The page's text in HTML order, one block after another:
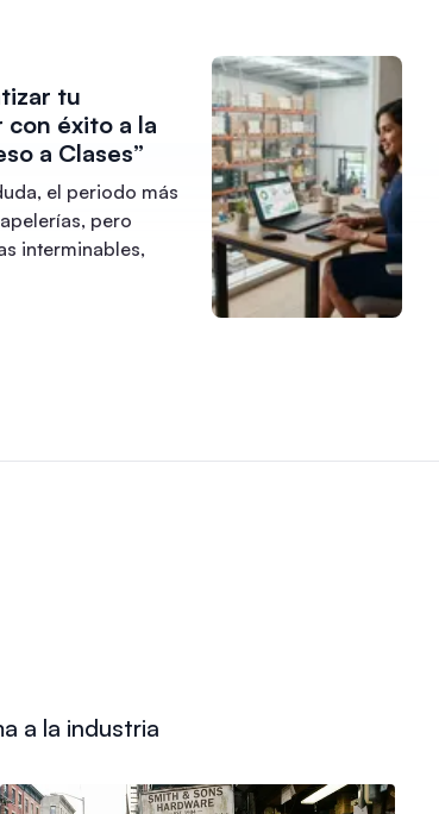
tu
éxito a la
a Clases”
el periodo más
pero
interminables,
a la industria